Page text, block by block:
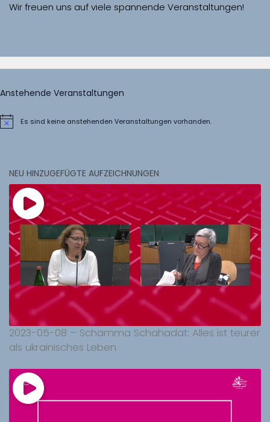
Wir freuen uns auf viele spannende Veranstaltungen!
Anstehende Veranstaltungen
HinweisEs sind keine anstehenden Veranstaltungen vorhanden.
NEU HINZUGEFÜGTE AUFZEICHNUNGEN
2023-05-08 – Schamma Schahadat: Alles ist teurer
als ukrainisches Leben